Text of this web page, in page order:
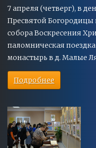
7 апреля (четверг), в
Пресвятой
собора Воскресения
паломническая
монастырь в д. Малые
Подробнее